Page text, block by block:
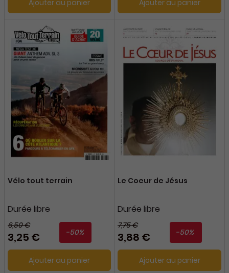
Ajouter au panier Ajouter au panier
Vélo tout terrain
Durée libre
6,50 €
3,25 € -50%
Ajouter au panier
Le Coeur de Jésus
Durée libre
7,75 €
3,88 € -50%
Ajouter au panier